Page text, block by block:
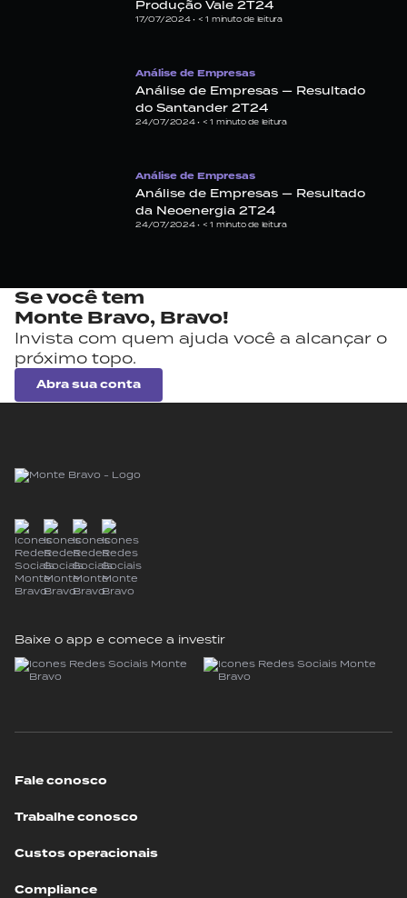
Produção Vale 2T24
17/07/2024 • < 1 minuto de leitura
Análise de Empresas
Análise de Empresas — Resultado
do Santander 2T24
24/07/2024 • < 1 minuto de leitura
Análise de Empresas
Análise de Empresas — Resultado
da Neoenergia 2T24
24/07/2024 • < 1 minuto de leitura
Se você tem
Monte Bravo, Bravo!
Invista com quem ajuda você a alcançar o
próximo topo.
Abra sua conta
Baixe o app e comece a investir
Fale conosco
Trabalhe conosco
Custos operacionais
Compliance